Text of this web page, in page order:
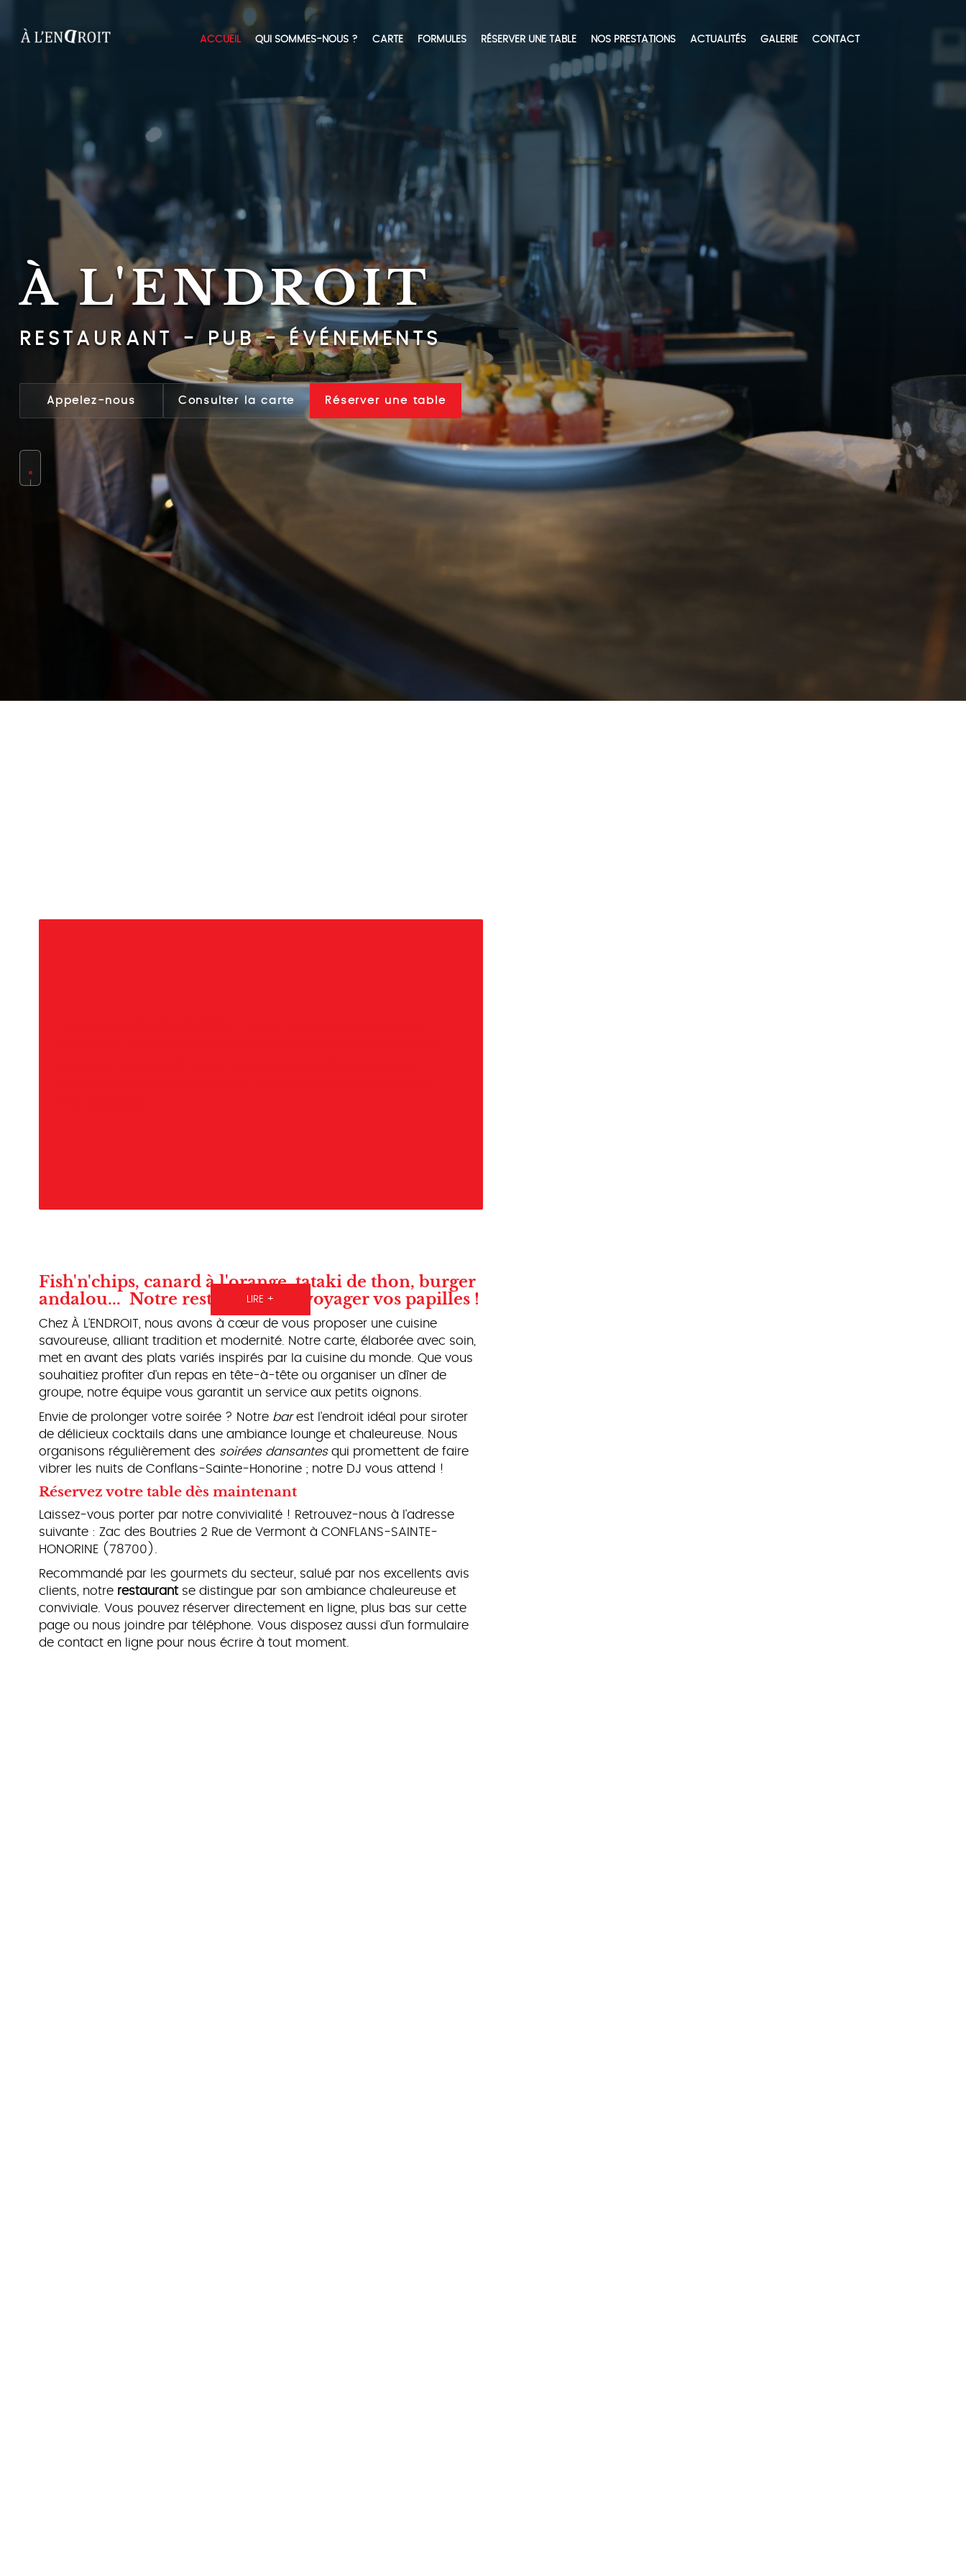
À L'ENDROIT
RESTAURANT - PUB - ÉVÉNEMENTS
Appelez-nous Consulter la carte Réserver une table
ACCUEIL QUI SOMMES-NOUS ? CARTE FORMULES RÉSERVER UNE TABLE NOS PRESTATIONS ACTUALITÉS GALERIE CONTACT
Fish'n'chips, canard à l'orange, tataki de thon, burger
andalou... Notre restaurant fait voyager vos papilles !
Chez À L'ENDROIT, nous avons à cœur de vous proposer une cuisine
savoureuse, alliant tradition et modernité. Notre carte, élaborée avec soin,
met en avant des plats variés inspirés par la cuisine du monde. Que vous
souhaitiez profiter d'un repas en tête-à-tête ou organiser un dîner de
groupe, notre équipe vous garantit un service aux petits oignons.
Envie de prolonger votre soirée ? Notre barest l'endroit idéal pour siroter
de délicieux cocktails dans une ambiance lounge et chaleureuse. Nous
organisons régulièrement des soirées dansantesqui promettent de faire
vibrer les nuits de Conflans-Sainte-Honorine ; notre DJ vous attend !
Réservez votre table dès maintenant
Laissez-vous porter par notre convivialité ! Retrouvez-nous à l'adresse
suivante : Zac des Boutries 2 Rue de Vermont à CONFLANS-SAINTE-
HONORINE (78700).
Recommandé par les gourmets du secteur, salué par nos excellents avis
clients, notre restaurantse distingue par son ambiance chaleureuse et
conviviale. Vous pouvez réserver directement en ligne, plus bas sur cette
page ou nous joindre par téléphone. Vous disposez aussi d'un formulaire
de contact en ligne pour nous écrire à tout moment.
LIRE +